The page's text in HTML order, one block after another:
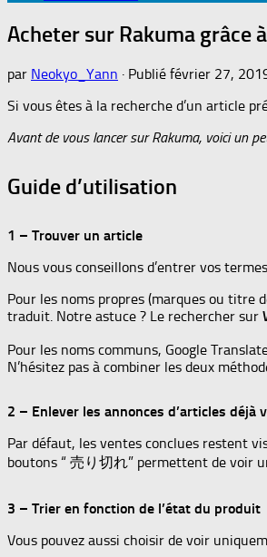
Acheter sur Rakuma grâce
par Neokyo_Yann · Publié février 27,
Si vous êtes à la recherche d’un article
Avant de vous lancer sur Rakuma, voici un
Guide d’utilisation
1 – Trouver un article
Nous vous conseillons d’entrer vos
Pour les noms propres (marques ou titre
traduit. Notre astuce ? Le rechercher sur
Pour les noms communs, Google
N’hésitez pas à combiner les deux
2 – Enlever les annonces d’articles déjà
Par défaut, les ventes conclues restent
boutons “ 売り切れ” permettent de voir
3 – Trier en fonction de l’état du produit
Vous pouvez aussi choisir de voir